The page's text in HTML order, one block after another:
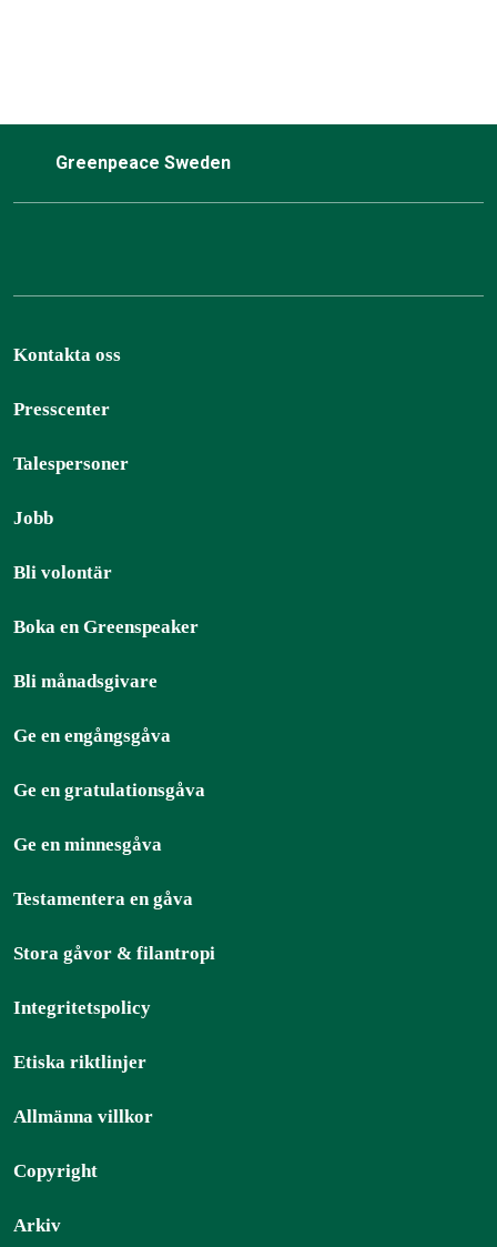
Greenpeace Sweden
Kontakta oss
Presscenter
Talespersoner
Jobb
Bli volontär
Boka en Greenspeaker
Bli månadsgivare
Ge en engångsgåva
Ge en gratulationsgåva
Ge en minnesgåva
Testamentera en gåva
Stora gåvor & filantropi
Integritetspolicy
Etiska riktlinjer
Allmänna villkor
Copyright
Arkiv